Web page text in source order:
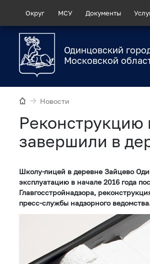
Округ МСУ Документы
Одинцовский
Московской
Новости
завершили в
Школу-лицей в деревне Зайцево
эксплуатацию в начале 2016 года
Главгосстройнадзора,
пресс-службы надзорного